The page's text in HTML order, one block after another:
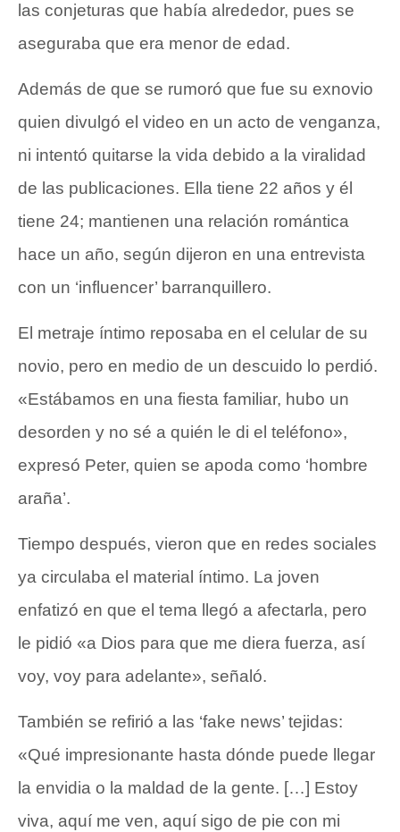
las conjeturas que había alrededor, pues se
aseguraba que era menor de edad.
Además de que se rumoró que fue su exnovio
quien divulgó el video en un acto de venganza,
ni intentó quitarse la vida debido a la viralidad
de las publicaciones. Ella tiene 22 años y él
tiene 24; mantienen una relación romántica
hace un año, según dijeron en una entrevista
con un ‘influencer’ barranquillero.
El metraje íntimo reposaba en el celular de su
novio, pero en medio de un descuido lo perdió.
«Estábamos en una fiesta familiar, hubo un
desorden y no sé a quién le di el teléfono»,
expresó Peter, quien se apoda como ‘hombre
araña’.
Tiempo después, vieron que en redes sociales
ya circulaba el material íntimo. La joven
enfatizó en que el tema llegó a afectarla, pero
le pidió «a Dios para que me diera fuerza, así
voy, voy para adelante», señaló.
También se refirió a las ‘fake news’ tejidas:
«Qué impresionante hasta dónde puede llegar
la envidia o la maldad de la gente. […] Estoy
viva, aquí me ven, aquí sigo de pie con mi